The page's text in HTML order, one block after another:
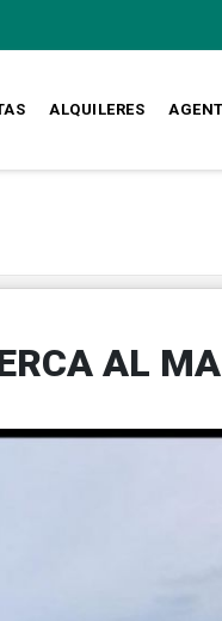
ALQUILERES
AL